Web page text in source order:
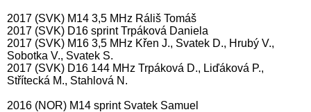
2017 (SVK) M14 3,5 MHz Ráliš Tomáš
2017 (SVK) D16 sprint Trpáková Daniela
2017 (SVK) M16 3,5 MHz Křen J., Svatek D., Hrubý V.,
Sobotka V., Svatek S.
2017 (SVK) D16 144 MHz Trpáková D., Liďáková P.,
Střítecká M., Stahlová N.
2016 (NOR) M14 sprint Svatek Samuel